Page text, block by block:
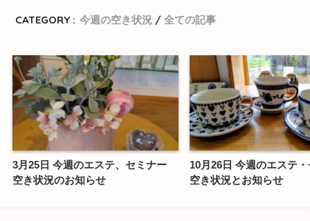
CATEGORY : 今週の空き状況 全ての記事
3月25日 今週のエステ、セミナー
空き状況のお知らせ
10月26日 今週のエステ
空き状況とお知らせ